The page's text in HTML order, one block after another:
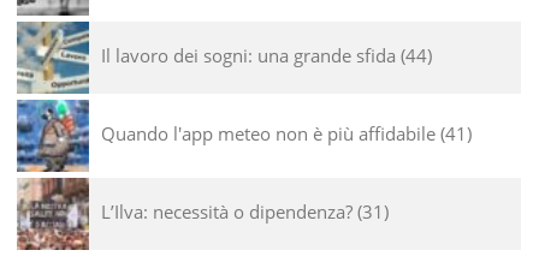
Il lavoro dei sogni: una grande sfida 44
Quando l'app meteo non è più affidabile 41
L’Ilva: necessità o dipendenza? 31